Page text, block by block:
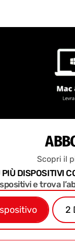
Scopri il
DISPOSITIVI
e trova
2